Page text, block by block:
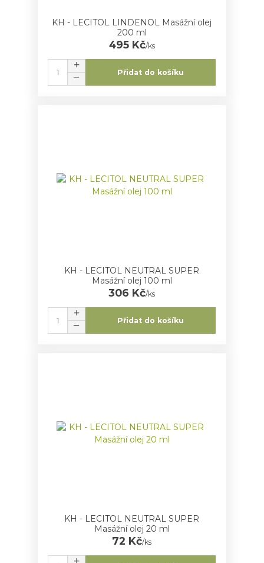
KH - LECITOL LINDENOL Masážní olej
200 ml
495 Kč/ks
Přidat do košíku
KH - LECITOL NEUTRAL SUPER
Masážní olej 100 ml
306 Kč/ks
Přidat do košíku
KH - LECITOL NEUTRAL SUPER
Masážní olej 20 ml
72 Kč/ks